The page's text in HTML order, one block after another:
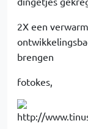
2X een
brengen
fotokes,